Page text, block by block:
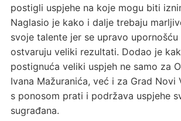
postigli uspjehe na koje mogu biti
Naglasio je kako i dalje trebaju
svoje talente jer se upravo upornošću
ostvaruju veliki rezultati. Dodao je
postignuća veliki uspjeh ne samo za
Ivana Mažuranića, već i za Grad Novi
s ponosom prati i podržava uspjehe
sugrađana.